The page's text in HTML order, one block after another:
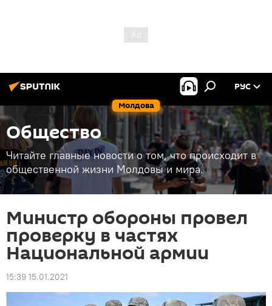
Молдова
РУС
Общество
Читайте главные новости о том, что происходит в
общественной жизни Молдовы и мира.
Министр обороны провел
проверку в частях
Национальной армии
15:39 15.01.2021